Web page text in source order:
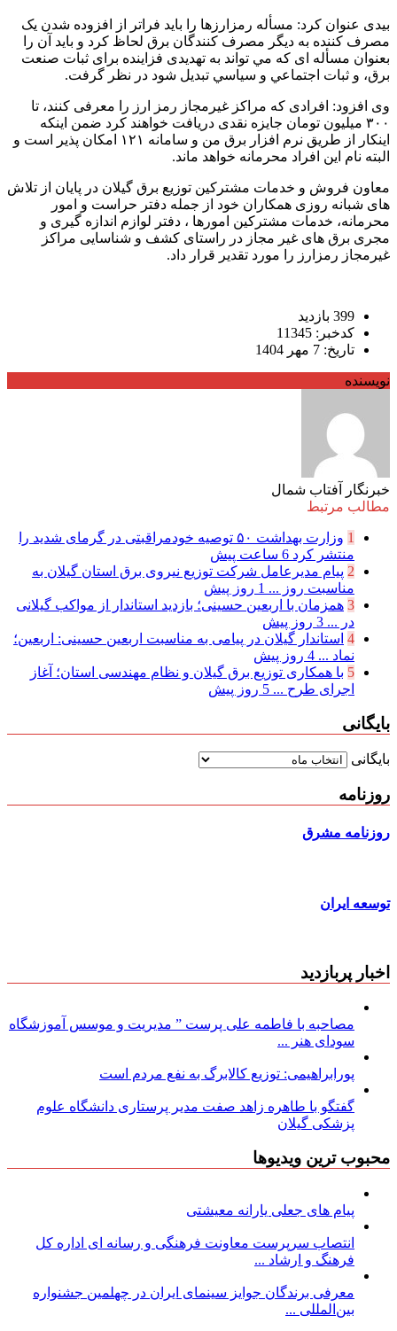
بیدی عنوان کرد: مسأله رمزارزها را باید فراتر از افزوده شدن یک
مصرف کننده به دیگر مصرف کنندگان برق لحاظ کرد و باید آن را
بعنوان مسأله ای که مي تواند به تهدیدی فزاینده برای ثبات صنعت
برق، و ثبات اجتماعي و سياسي تبدیل شود در نظر گرفت.
وی افزود: افرادی که مراکز غیرمجاز رمز ارز را معرفی کنند، تا
۳۰۰ میلیون تومان جایزه نقدی دریافت خواهند کرد ضمن اینکه
اینکار از طریق نرم افزار برق من و سامانه ۱۲۱ امکان پذیر است و
البته نام این افراد محرمانه خواهد ماند.
معاون فروش و خدمات مشترکین توزیع برق گیلان در پایان از تلاش
های شبانه روزی همکاران خود از جمله دفتر حراست و امور
محرمانه، خدمات مشترکین امورها ، دفتر لوازم اندازه گیری و
مجری برق های غیر مجاز در راستای کشف و شناسایی مراکز
غیرمجاز رمزارز را مورد تقدیر قرار داد.
399 بازدید
کدخبر: 11345
تاریخ: 7 مهر 1404
نویسنده
خبرنگار آفتاب شمال
مطالب مرتبط
1
وزارت بهداشت ۵۰ توصیه خودمراقبتی در گرمای شدید را
منتشر کرد 6 ساعت پیش
2 پیام مدیرعامل شركت توزیع نیروی برق استان گیلان به
مناسبت روز ... 1 روز پیش
3 همزمان با اربعین حسینی؛ بازدید استاندار از مواکب گیلانی
در ... 3 روز پیش
4 استاندار گیلان در پیامی به مناسبت اربعین حسینی: اربعین؛
نماد ... 4 روز پیش
5 با همکاری توزیع برق گیلان و نظام مهندسی استان؛ آغاز
اجرای طرح ... 5 روز پیش
بایگانی
بایگانی
روزنامه
روزنامه مشرق
توسعه ایران
اخبار پربازدید
مصاحبه با فاطمه علی پرست ” مدیریت و موسس آموزشگاه
سودای هنر ...
پورابراهیمی: توزیع کالابرگ به نفع مردم است
گفتگو با طاهره زاهد صفت مدیر پرستاری دانشگاه علوم
پزشکی گیلان
محبوب ترین ویدیوها
پیام های جعلی یارانه معیشتی
انتصاب سرپرست معاونت فرهنگی و رسانه ای اداره کل
فرهنگ و ارشاد ...
معرفی برندگان جوایز سینمای ایران در چهلمین جشنواره
بین‌المللی ...